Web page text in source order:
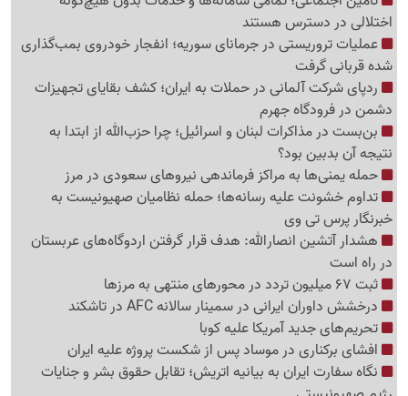
اختلالی در دسترس هستند
عملیات تروریستی در جرمانای سوریه؛ انفجار خودروی بمب‌گذاری
شده قربانی گرفت
ردپای شرکت آلمانی در حملات به ایران؛ کشف بقایای تجهیزات
دشمن در فرودگاه جهرم
بن‌بست در مذاکرات لبنان و اسرائیل؛ چرا حزب‌الله از ابتدا به
نتیجه آن بدبین بود؟
حمله یمنی‌ها به مراکز فرماندهی نیروهای سعودی در مرز
تداوم خشونت علیه رسانه‌ها؛ حمله نظامیان صهیونیست به
خبرنگار پرس تی وی
هشدار آتشین انصارالله: هدف قرار گرفتن اردوگاه‌های عربستان
در راه است
ثبت 67 میلیون تردد در محورهای منتهی به مرزها
درخشش داوران ایرانی در سمینار سالانه AFC در تاشکند
تحریم‌های جدید آمریکا علیه کوبا
افشای برکناری در موساد پس از شکست پروژه علیه ایران
نگاه سفارت ایران به بیانیه اتریش؛ تقابل حقوق بشر و جنایات